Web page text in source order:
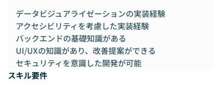
データビジュアライゼーションの実装経験
アクセシビリティを考慮した実装経験
バックエンドの基礎知識がある
UI/UXの知識があり、改善提案ができる
セキュリティを意識した開発が可能
スキル要件